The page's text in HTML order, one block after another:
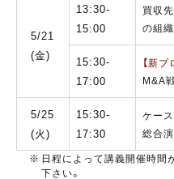
5/21
(金)
13:30-
15:00
買収
の組
15:30-
17:00
【新プ
M&A
5/25
(火)
15:30-
17:30
ケー
総合演
日程によって講義開催時間
下さい。